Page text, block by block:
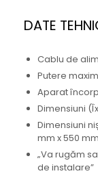
DATE
Cablu de
Putere
Aparat
Dimensiuni
Dimensiuni
mm x 550 mm
„Va rugăm
de instalare”